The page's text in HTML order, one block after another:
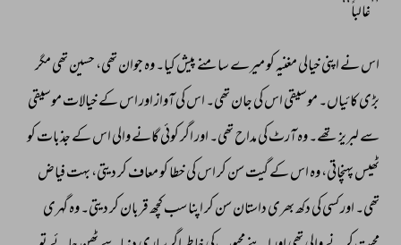
’’غالباً‘‘
اس نے اپنی خیالی مغنیہ کو میرے سامنے پیش کیا۔ وہ جوان تھی، حسین تھی مگر
بڑی کائیاں۔ موسیقی اس کی جان تھی۔ اس کی آواز اور اس کے خیالات موسیقی
سے لبریز تھے۔ وہ آرٹ کی مداح تھی۔ اور اگر کوئی گانے والی اس کے جذبات کو
ٹھیس پہنچاتی، وہ اس کے گیت سن کر اس کی خطا کو معاف کر دیتی، بہت فیاض
تھی۔ اور کسی کی دکھ بھری داستان سن کر اپنا سب کچھ قربان کر دیتی۔ وہ گہری